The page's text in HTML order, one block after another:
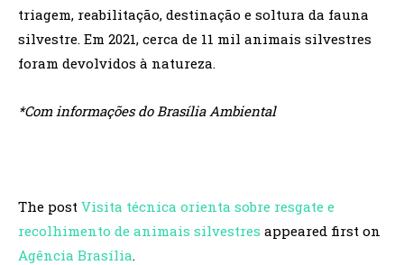
triagem, reabilitação, destinação e soltura da fauna
silvestre. Em 2021, cerca de 11 mil animais silvestres
foram devolvidos à natureza.
*Com informações do Brasília Ambiental
The post Visita técnica orienta sobre resgate e
recolhimento de animais silvestres appeared first on
Agência Brasília.